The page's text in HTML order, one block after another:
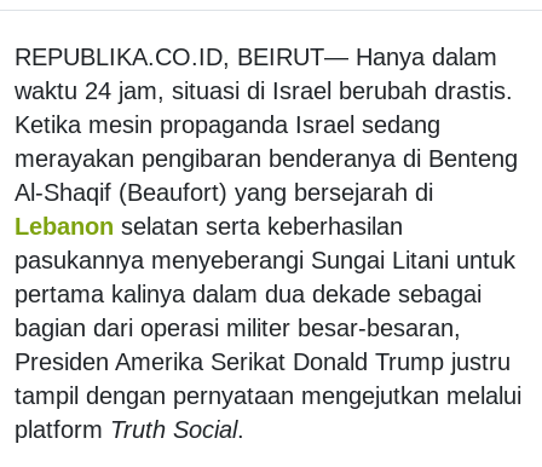
REPUBLIKA.CO.ID, BEIRUT— Hanya dalam
waktu 24 jam, situasi di Israel berubah drastis.
Ketika mesin propaganda Israel sedang
merayakan pengibaran benderanya di Benteng
Al-Shaqif (Beaufort) yang bersejarah di
Lebanon selatan serta keberhasilan
pasukannya menyeberangi Sungai Litani untuk
pertama kalinya dalam dua dekade sebagai
bagian dari operasi militer besar-besaran,
Presiden Amerika Serikat Donald Trump justru
tampil dengan pernyataan mengejutkan melalui
platform Truth Social.